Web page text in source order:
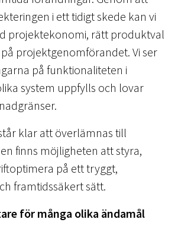
i ett tidigt skede kan vi
projektekonomi, rätt produktval
projektgenomförandet. Vi ser
på funktionaliteten i
system uppfylls och lovar
klar att överlämnas till
finns möjligheten att styra,
på ett tryggt,
framtidssäkert sätt.
för många olika ändamål